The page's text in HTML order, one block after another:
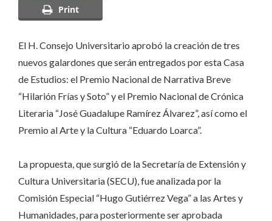
Print
El H. Consejo Universitario aprobó la creación de tres
nuevos galardones que serán entregados por esta Casa
de Estudios: el Premio Nacional de Narrativa Breve
“Hilarión Frías y Soto” y el Premio Nacional de Crónica
Literaria “José Guadalupe Ramírez Álvarez”, así como el
Premio al Arte y la Cultura “Eduardo Loarca”.
La propuesta, que surgió de la Secretaría de Extensión y
Cultura Universitaria (SECU), fue analizada por la
Comisión Especial “Hugo Gutiérrez Vega” a las Artes y
Humanidades, para posteriormente ser aprobada